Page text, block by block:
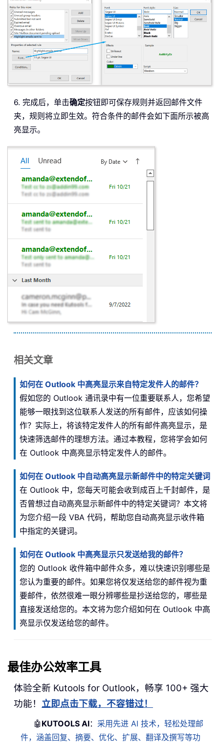
6. 完成后，单击确定按钮即可保存规则并返回邮件文件
夹，规则将立即生效。符合条件的邮件会如下面所示被高
亮显示。
相关文章
如何在 Outlook 中高亮显示来自特定发件人的邮件？
假如您的 Outlook 通讯录中有一位重要联系人，您希望
能够一眼找到这位联系人发送的所有邮件，应该如何操
作？实际上，将该特定发件人的所有邮件高亮显示，是
快速筛选邮件的理想方法。通过本教程，您将学会如何
在 Outlook 中高亮显示特定发件人的邮件。
如何在 Outlook 中自动高亮显示新邮件中的特定关键词
在 Outlook 中，您每天可能会收到成百上千封邮件，是
否曾想过自动高亮显示新邮件中的特定关键词？本文将
为您介绍一段 VBA 代码，帮助您自动高亮显示收件箱
中指定的关键词。
如何在 Outlook 中高亮显示只发送给我的邮件？
您的 Outlook 收件箱中邮件众多，难以快速识别哪些是
您认为重要的邮件。如果您将仅发送给您的邮件视为重
要邮件，依然很难一眼分辨哪些是抄送给您的，哪些是
直接发送给您的。本文将为您介绍如何在 Outlook 中高
亮显示仅发送给您的邮件。
最佳办公效率工具
体验全新 Kutools for Outlook，畅享 100+ 强大
功能！ 立即点击下载，不容错过！
🤖 KUTOOLS AI： 采用先进 AI 技术，轻松处理邮
件，涵盖回复、摘要、优化、扩展、翻译及撰写等功